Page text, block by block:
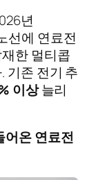
년
선에 연료전
한 멀티콥
기존 전기 추
이상늘리
어온 연료전